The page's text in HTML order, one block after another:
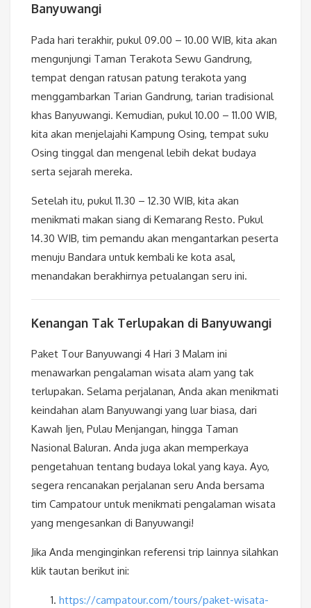
Banyuwangi
Pada hari terakhir, pukul 09.00 – 10.00 WIB, kita akan
mengunjungi Taman Terakota Sewu Gandrung,
tempat dengan ratusan patung terakota yang
menggambarkan Tarian Gandrung, tarian tradisional
khas Banyuwangi. Kemudian, pukul 10.00 – 11.00 WIB,
kita akan menjelajahi Kampung Osing, tempat suku
Osing tinggal dan mengenal lebih dekat budaya
serta sejarah mereka.
Setelah itu, pukul 11.30 – 12.30 WIB, kita akan
menikmati makan siang di Kemarang Resto. Pukul
14.30 WIB, tim pemandu akan mengantarkan peserta
menuju Bandara untuk kembali ke kota asal,
menandakan berakhirnya petualangan seru ini.
Kenangan Tak Terlupakan di Banyuwangi
Paket Tour Banyuwangi 4 Hari 3 Malam ini
menawarkan pengalaman wisata alam yang tak
terlupakan. Selama perjalanan, Anda akan menikmati
keindahan alam Banyuwangi yang luar biasa, dari
Kawah Ijen, Pulau Menjangan, hingga Taman
Nasional Baluran. Anda juga akan memperkaya
pengetahuan tentang budaya lokal yang kaya. Ayo,
segera rencanakan perjalanan seru Anda bersama
tim Campatour untuk menikmati pengalaman wisata
yang mengesankan di Banyuwangi!
Jika Anda menginginkan referensi trip lainnya silahkan
klik tautan berikut ini:
https://campatour.com/tours/paket-wisata-